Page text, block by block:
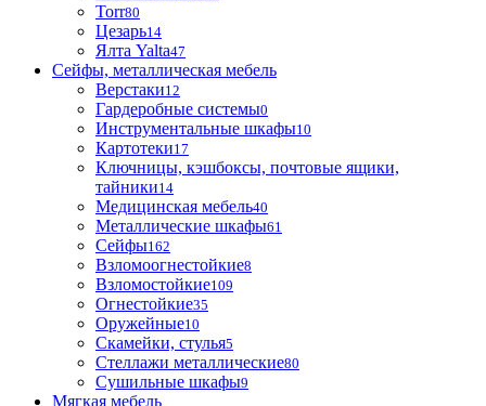
Torr80
Цезарь14
Ялта Yalta47
Сейфы, металлическая мебель
Верстаки12
Гардеробные системы0
Инструментальные шкафы10
Картотеки17
Ключницы, кэшбоксы, почтовые ящики,
тайники14
Медицинская мебель40
Металлические шкафы61
Сейфы162
Взломоогнестойкие8
Взломостойкие109
Огнестойкие35
Оружейные10
Скамейки, стулья5
Стеллажи металлические80
Сушильные шкафы9
Мягкая мебель